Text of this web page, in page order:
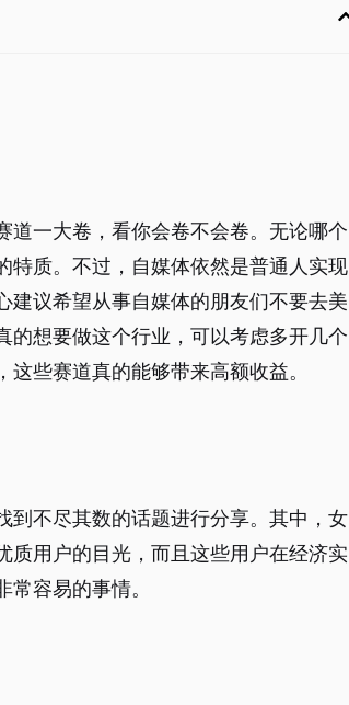
道一大卷，看你会卷不会卷。无论哪个
特质。不过，自媒体依然是普通人实现
建议希望从事自媒体的朋友们不要去美
的想要做这个行业，可以考虑多开几个
些赛道真的能够带来高额收益。
到不尽其数的话题进行分享。其中，女
质用户的目光，而且这些用户在经济实
容易的事情。